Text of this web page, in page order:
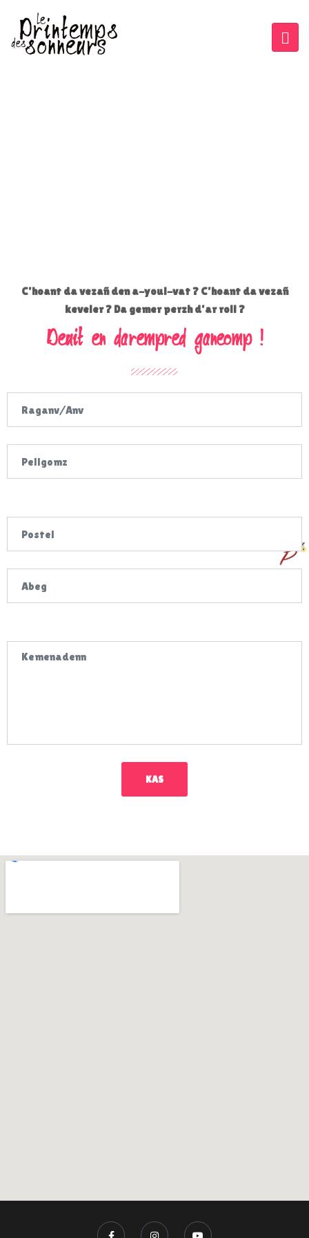
C'hoant da vezañ den a-youl-vat ? C'hoant da vezañ
keveler ? Da gemer perzh d'ar roll ?
Deuit en darempred ganeomp !